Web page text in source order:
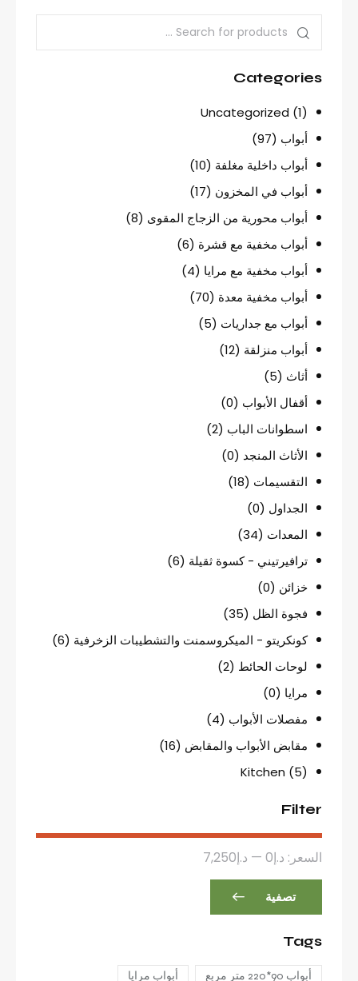
Categories
Uncategorized (1)
أبواب
أبواب داخلية مغلفة
أبواب في المخزون
أبواب محورية من الزجاج المقوى
أبواب مخفية مع قشرة
أبواب مخفية مع مرايا
أبواب مخفية معدة
أبواب مع جداريات
أبواب منزلقة
أثاث
أقفال الأبواب
اسطوانات الباب
الأثاث المنجد
التقسيمات
الجداول
المعدات
ترافيرتيني - كسوة ثقيلة
خزائن
فجوة الظل
كونكريتو - الميكروسمنت والتشطيبات الزخرفية
لوحات الحائط
مرايا
مفصلات الأبواب
مقابض الأبواب والمقابض
Kitchen (5)
Filter
تصفية
السعر: د.إ0 — د.إ7,250
Tags
أبواب 90*220 متر مربع
أبواب مرايا